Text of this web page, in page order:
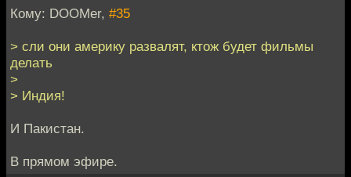
Кому: DOOMer, #35
> сли они америку развалят, ктож будет фильмы
делать
>
> Индия!
И Пакистан.
В прямом эфире.